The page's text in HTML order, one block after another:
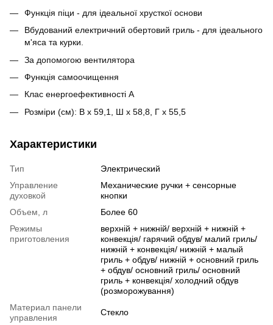
Функція піци - для ідеальної хрусткої основи
Вбудований електричний обертовий гриль - для ідеального
м'яса та курки.
За допомогою вентилятора
Функція самоочищення
Клас енергоефективності А
Розміри (см): В х 59,1, Ш х 58,8, Г х 55,5
Характеристики
Тип
Электрический
Управление
духовкой
Механические ручки + сенсорные
кнопки
Объем, л
Более 60
Режимы
приготовления
верхній + нижній/ верхній + нижній +
конвекція/ гарячий обдув/ малий гриль/
нижній + конвекція/ нижній + малый
гриль + обдув/ нижній + основний гриль
+ обдув/ основний гриль/ основний
гриль + конвекція/ холодний обдув
(розморожування)
Материал панели
управления
Стекло